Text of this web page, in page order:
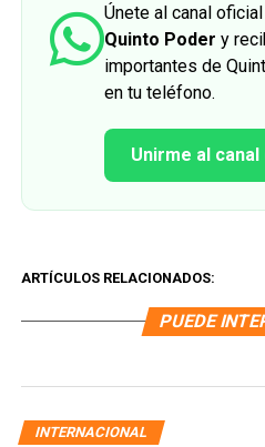
Únete al canal
Quinto Poder y
importantes de
en tu teléfono.
Unirme al canal
ARTÍCULOS RELACIONADOS:
PUEDE
INTERNACIONAL